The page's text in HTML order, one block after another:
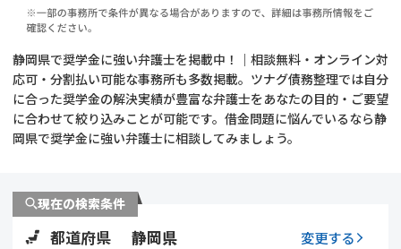
借金返済相談・交渉
任意整理
時効援用
会社破産・法人破産
費用相場
コラム
債務整理
個人再生（民事再生）
静岡県で奨学金に強い弁護士を掲載中！｜相談無料・オンライン対
応可・分割払い可能な事務所も多数掲載。ツナグ債務整理では自分
に合った奨学金の解決実績が豊富な弁護士をあなたの目的・ご要望
に合わせて絞り込みことが可能です。借金問題に悩んでいるなら静
岡県で奨学金に強い弁護士に相談してみましょう。
現在の検索条件
都道府県 静岡県 変更する